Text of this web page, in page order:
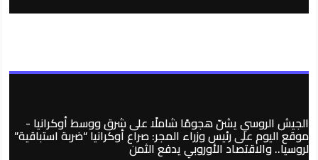
الجيش الروسي يشنّ هجومًا شاملًا على شرق ووسط أوكرانيا -
موقع اليومعلىرئيس وزراء المجر: صراع أوكرانيا “ضربة استباقية”
لروسيا.. والاقتصاد الأوروبي يدفع الثمن